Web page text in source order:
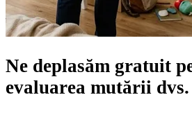
Ne deplasăm gratuit
evaluarea mutării dvs.